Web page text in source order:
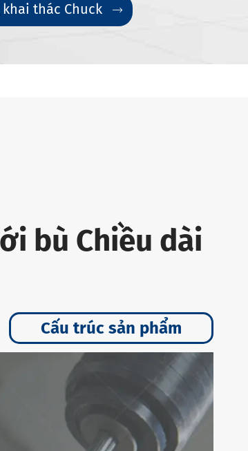
thác Chuck 
bù Chiều dài
Cấu trúc sản phẩm